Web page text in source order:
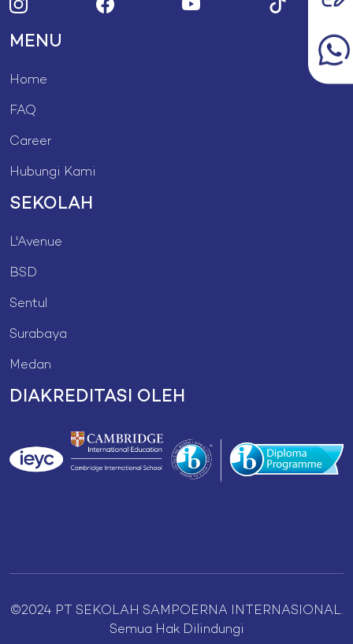
MENU
Home
FAQ
Career
Hubungi Kami
SEKOLAH
L'Avenue
BSD
Sentul
Surabaya
Medan
DIAKREDITASI OLEH
©2024 PT SEKOLAH SAMPOERNA INTERNASIONAL.
Semua Hak Dilindungi